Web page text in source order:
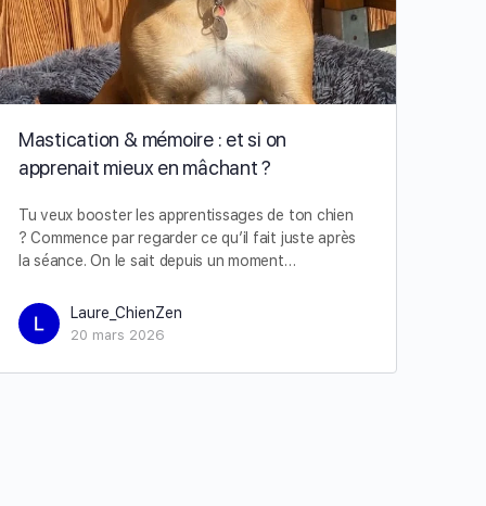
Mastication & mémoire : et si on
apprenait mieux en mâchant ?
Tu veux booster les apprentissages de ton chien
? Commence par regarder ce qu’il fait juste après
la séance. On le sait depuis un moment…
Laure_ChienZen
20 mars 2026